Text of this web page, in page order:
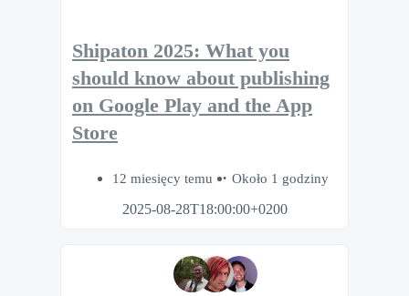
Shipaton 2025: What you
should know about publishing
on Google Play and the App
Store
12 miesięcy temu
Około 1 godziny
2025-08-28T18:00:00+0200